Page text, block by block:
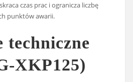
czas prac i ogranicza liczbę
punktów awarii.
techniczne
XKP125)